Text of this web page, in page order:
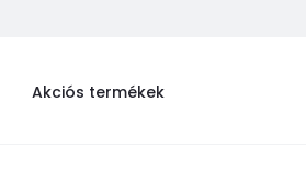
Akciós termékek